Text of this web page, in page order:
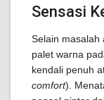
Sensasi
Selain masalah
palet warna
kendali penuh
comfort).